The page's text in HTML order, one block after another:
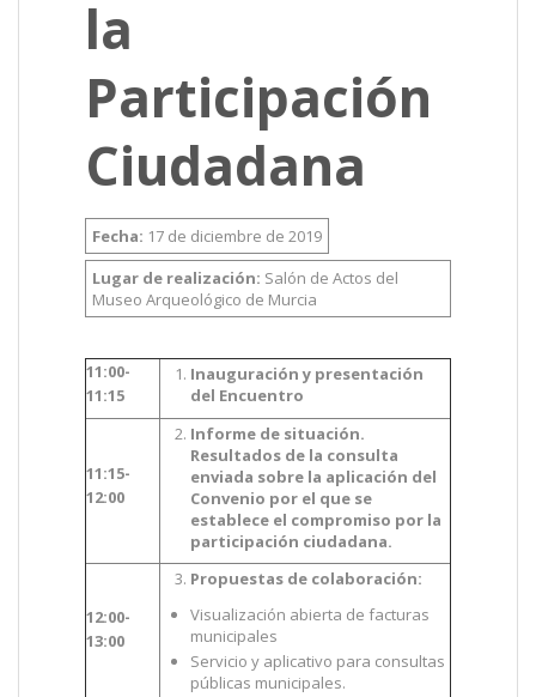
la
Participación
Ciudadana
Fecha: 17 de diciembre de 2019
Lugar de realización: Salón de Actos del
Museo Arqueológico de Murcia
11:00-
11:15
Inauguración y presentación
del Encuentro
11:15-
12:00
Informe de situación.
Resultados de la consulta
enviada sobre la aplicación del
Convenio por el que se
establece el compromiso por la
participación ciudadana.
12:00-
13:00
Propuestas de colaboración:
Visualización abierta de facturas
municipales
Servicio y aplicativo para consultas
públicas municipales.